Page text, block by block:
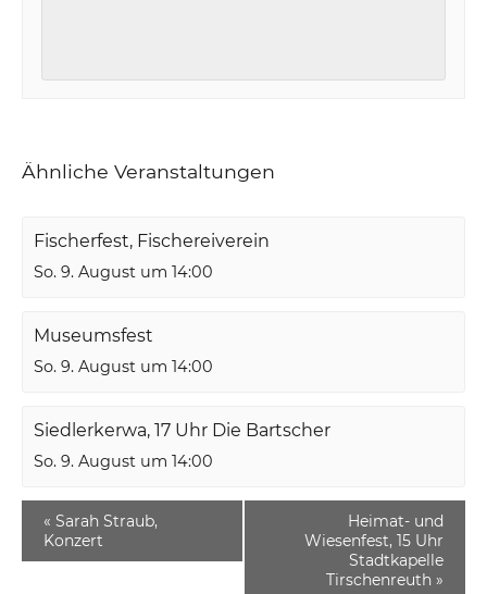
Ähnliche Veranstaltungen
Fischerfest, Fischereiverein
So. 9. August um 14:00
Museumsfest
So. 9. August um 14:00
Siedlerkerwa, 17 Uhr Die Bartscher
So. 9. August um 14:00
« Sarah Straub,
Konzert
Heimat- und
Wiesenfest, 15 Uhr
Stadtkapelle
Tirschenreuth »